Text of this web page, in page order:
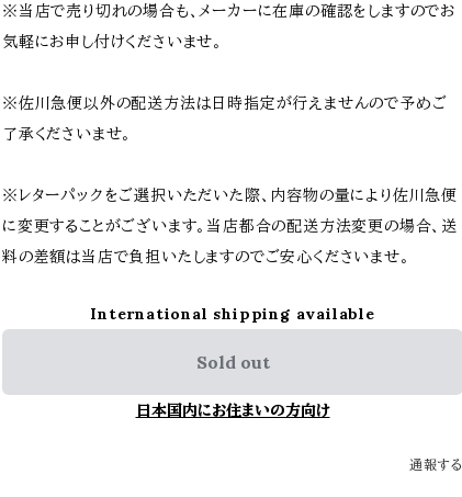
※当店で売り切れの場合も、メーカーに在庫の確認をしますのでお
気軽にお申し付けくださいませ。
※佐川急便以外の配送方法は日時指定が行えませんので予めご
了承くださいませ。
※レターパックをご選択いただいた際、内容物の量により佐川急便
に変更することがございます。当店都合の配送方法変更の場合、送
料の差額は当店で負担いたしますのでご安心くださいませ。
International shipping available
Sold out
日本国内にお住まいの方向け
通報する